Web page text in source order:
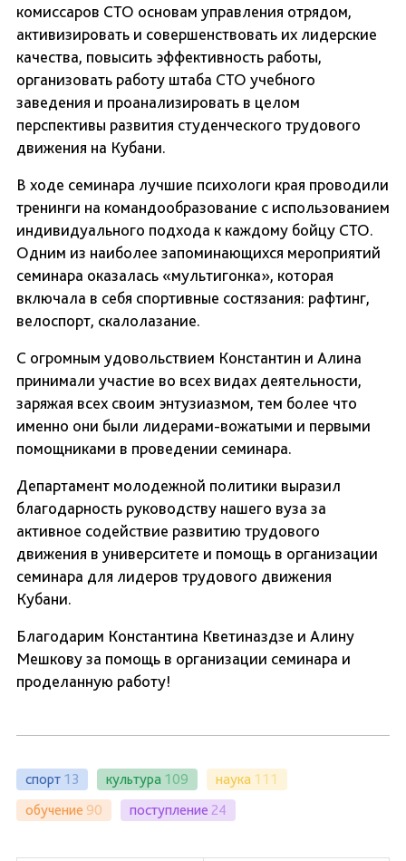
комиссаров СТО основам управления отрядом,
активизировать и совершенствовать их лидерские
качества, повысить эффективность работы,
организовать работу штаба СТО учебного
заведения и проанализировать в целом
перспективы развития студенческого трудового
движения на Кубани.
В ходе семинара лучшие психологи края проводили
тренинги на командообразование с использованием
индивидуального подхода к каждому бойцу СТО.
Одним из наиболее запоминающихся мероприятий
семинара оказалась «мультигонка», которая
включала в себя спортивные состязания: рафтинг,
велоспорт, скалолазание.
С огромным удовольствием Константин и Алина
принимали участие во всех видах деятельности,
заряжая всех своим энтузиазмом, тем более что
именно они были лидерами-вожатыми и первыми
помощниками в проведении семинара.
Департамент молодежной политики выразил
благодарность руководству нашего вуза за
активное содействие развитию трудового
движения в университете и помощь в организации
семинара для лидеров трудового движения
Кубани.
Благодарим Константина Кветиназдзе и Алину
Мешкову за помощь в организации семинара и
проделанную работу!
спорт 13 культура 109 наука 111
обучение 90 поступление 24